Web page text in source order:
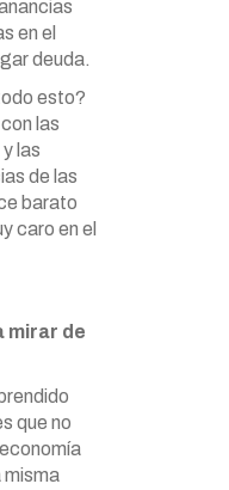
en el
deuda.
esto?
las
las
de las
barato
caro en el
mirar de
que no
misma